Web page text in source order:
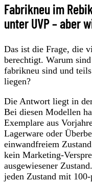
Fabrikneu im
unter UVP – aber
Das ist die Frage, die
berechtigt. Warum
fabrikneu sind und
liegen?
Die Antwort liegt in
Bei diesen Modellen
Exemplare aus
Lagerware oder
einwandfreiem
kein Marketing-
ausgewiesener
jeden Zustand mit